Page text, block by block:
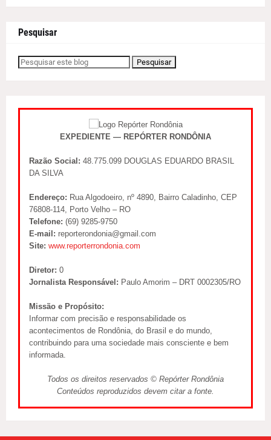
Pesquisar
EXPEDIENTE — REPÓRTER RONDÔNIA
Razão Social: 48.775.099 DOUGLAS EDUARDO BRASIL
DA SILVA
Endereço: Rua Algodoeiro, nº 4890, Bairro Caladinho, CEP
76808-114, Porto Velho – RO
Telefone: (69) 9285-9750
E-mail: reporterondonia@gmail.com
Site: www.reporterrondonia.com
Diretor: 0
Jornalista Responsável: Paulo Amorim – DRT 0002305/RO
Missão e Propósito:
Informar com precisão e responsabilidade os
acontecimentos de Rondônia, do Brasil e do mundo,
contribuindo para uma sociedade mais consciente e bem
informada.
Todos os direitos reservados © Repórter Rondônia
Conteúdos reproduzidos devem citar a fonte.